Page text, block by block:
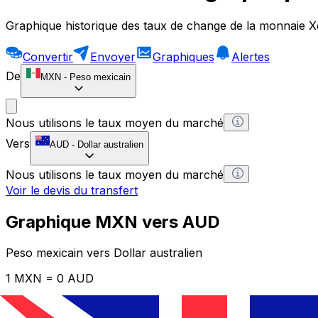
Graphique historique des taux de change de la monnaie
Convertir Envoyer Graphiques
Alertes
De
MXN - Peso mexicain
Nous utilisons le taux moyen du marché
Vers
AUD - Dollar australien
Nous utilisons le taux moyen du marché
Voir le devis du transfert
Graphique MXN vers AUD
Peso mexicain vers Dollar australien
1 MXN = 0 AUD
12H 1D 1M